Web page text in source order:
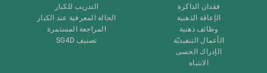
فقدان الذاكرة
الإعاقة الذهنية
وظائف ذهنية
الأعمال التنفيذيّة
الإدراك الحسى
الانتباه
التدريب للكبار
الحالة المعرفية عند الكبار
المراجعة المستمرة
تصنيف SG4D